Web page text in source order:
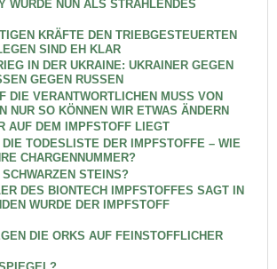
WURDE NUN ALS STRAHLENDES
KRÄFTE DEN TRIEBGESTEUERTEN
SIND EH KLAR
IN DER UKRAINE: UKRAINER GEGEN
GEGEN RUSSEN
DIE VERANTWORTLICHEN MUSS VON
NUR SO KÖNNEN WIR ETWAS ÄNDERN
AUF DEM IMPFSTOFF LIEGT
DIE TODESLISTE DER IMPFSTOFFE – WIE
CHARGENNUMMER?
STEINS?
DES BIONTECH IMPFSTOFFES SAGT IN
WURDE DER IMPFSTOFF
DIE ORKS AUF FEINSTOFFLICHER